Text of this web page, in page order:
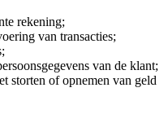
rekening;
van transacties;
van de klant;
storten of opnemen van geld